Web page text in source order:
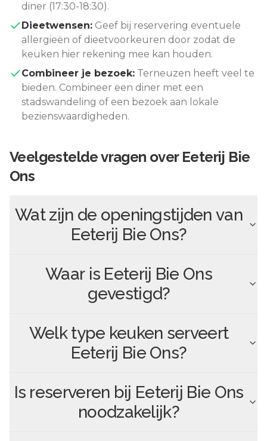
diner (17:30-18:30).
Dieetwensen: Geef bij reservering eventuele
allergieën of dieetvoorkeuren door zodat de
keuken hier rekening mee kan houden.
Combineer je bezoek: Terneuzen heeft veel te
bieden. Combineer een diner met een
stadswandeling of een bezoek aan lokale
bezienswaardigheden.
Veelgestelde vragen over Eeterij Bie
Ons
Wat zijn de openingstijden van
Eeterij Bie Ons?
Waar is Eeterij Bie Ons
gevestigd?
Welk type keuken serveert
Eeterij Bie Ons?
Is reserveren bij Eeterij Bie Ons
noodzakelijk?